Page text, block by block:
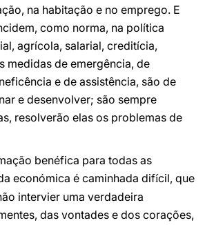
na habitação e no emprego. E
como norma, na política
agrícola, salarial, creditícia,
medidas de emergência, de
e de assistência, são de
e desenvolver; são sempre
resolverão elas os problemas de
benéfica para todas as
económica é caminhada difícil, que
intervier uma verdadeira
das vontades e dos corações,